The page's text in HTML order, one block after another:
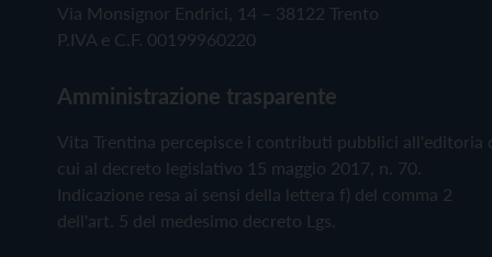
Via Monsignor Endrici, 14 – 38122 Trento
P.IVA e C.F. 00199960220
Amministrazione trasparente
Vita Trentina percepisce i contributi pubblici all'editoria
cui al decreto legislativo 15 maggio 2017, n. 70.
Indicazione resa ai sensi della lettera f) del comma 2
dell'art. 5 del medesimo decreto Lgs.